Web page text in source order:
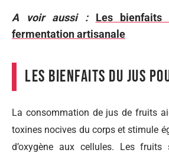
A voir aussi :
Les
fermentation artisanale
Les bienfaits du jus
La consommation de jus de fruits
toxines nocives du corps et stimule
d’oxygène aux cellules. Les